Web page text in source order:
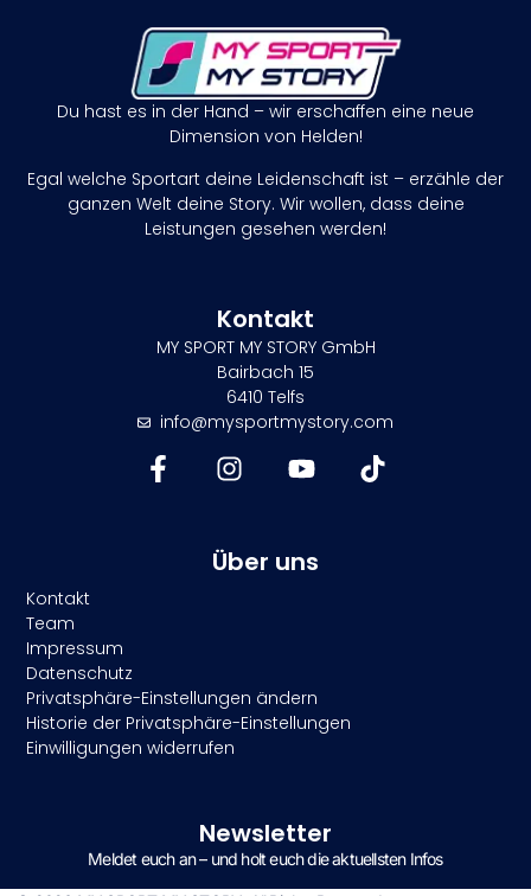
Du hast es in der Hand – wir erschaffen eine neue
Dimension von Helden!
Egal welche Sportart deine Leidenschaft ist – erzähle der
ganzen Welt deine Story. Wir wollen, dass deine
Leistungen gesehen werden!
Kontakt
MY SPORT MY STORY GmbH
Bairbach 15
6410 Telfs
info@mysportmystory.com
Über uns
Kontakt
Team
Impressum
Datenschutz
Privatsphäre-Einstellungen ändern
Historie der Privatsphäre-Einstellungen
Einwilligungen widerrufen
Newsletter
Meldet euch an – und holt euch die aktuellsten Infos